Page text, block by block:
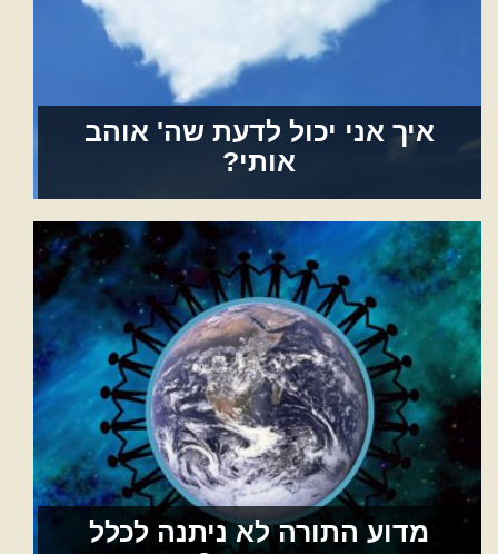
איך אני יכול לדעת שה' אוהב
אותי?
מדוע התורה לא ניתנה לכלל